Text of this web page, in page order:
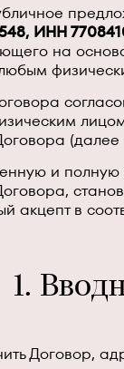
ИНН
на
(далее
и полную
акцепт в
1.
Договор,